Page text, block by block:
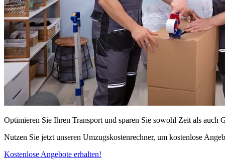
Optimieren Sie Ihren Transport und sparen Sie sowohl Zeit als auch
Nutzen Sie jetzt unseren Umzugskostenrechner, um kostenlose
Kostenlose Angebote erhalten!